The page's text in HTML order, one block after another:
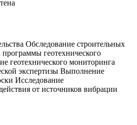
Обследование строительных
программы геотехнического
геотехнического мониторинга
экспертизы Выполнение
Исследование
от источников вибрации